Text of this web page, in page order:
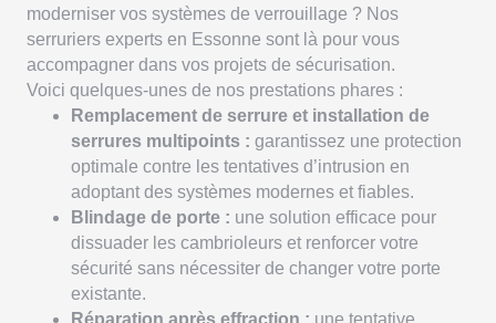
moderniser vos systèmes de verrouillage ? Nos
serruriers experts en Essonne sont là pour vous
accompagner dans vos projets de sécurisation.
Voici quelques-unes de nos prestations phares :
Remplacement de serrure et installation de
serrures multipoints : garantissez une protection
optimale contre les tentatives d’intrusion en
adoptant des systèmes modernes et fiables.
Blindage de porte : une solution efficace pour
dissuader les cambrioleurs et renforcer votre
sécurité sans nécessiter de changer votre porte
existante.
Réparation après effraction : une tentative